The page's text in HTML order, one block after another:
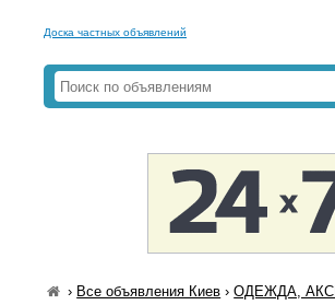
Доска частных объявлений
› Все объявления Киев ›ОДЕЖДА,